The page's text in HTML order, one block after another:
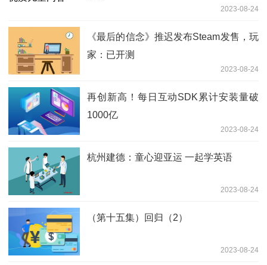
2023-08-24
《最后的信念》推迟发布Steam发售，玩
家：已开测
2023-08-24
再创新高！每日互动SDK累计安装量破
1000亿
2023-08-24
杭州建德：童心迎亚运 一起学英语
2023-08-24
（第十五集）回归（2）
2023-08-24